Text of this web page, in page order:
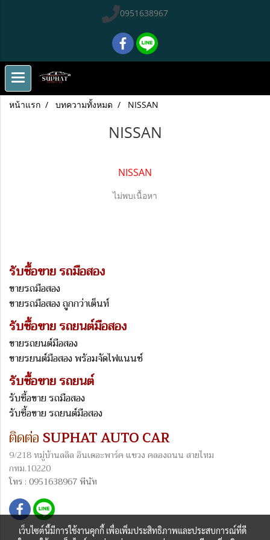
0951638967
หน้าแรก บทความทั้งหมด NISSAN
NISSAN
NISSAN
ไม่พบเนื้อหา
รับซื้อขาย รถมือสอง
ขายรถมือสอง
ขายรถมือสอง ถูกกว่าเต็นท์
รับซื้อขาย รถยนต์มือสอง
ขายรถยนต์มือสอง
ขายรยนต์มือสอง พร้อมจัดไฟแนนซ์
รับซื้อขาย รถยนต์
รับซื้อขาย รถมือสอง
รับซื้อขาย รถยนต์มือสอง
ติดต่อSUPHAT AUTO CAR
9/218 หมู่บ้านลลิล อินเดอะพาร์ค แขวง คลองถนน สายไหม
กทม.10220
โทร : 0951638967 พีนัท
เว็บไซต์นี้มีการใช้งานคุกกี้ เพื่อเพิ่มประสิทธิภาพและประสบการณ์ที่ดี